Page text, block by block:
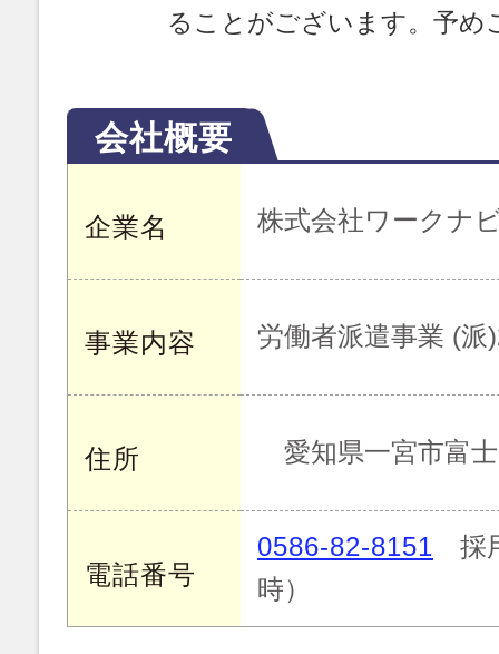
ることがございます。予め
会社概要
企業名 株式会社ワークナ
事業内容 労働者派遣事業 (派
住所 愛知県一宮市富
電話番号
0586-82-8151 採
時）